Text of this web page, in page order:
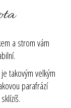
a strom vám
takovým velkým
parafrází